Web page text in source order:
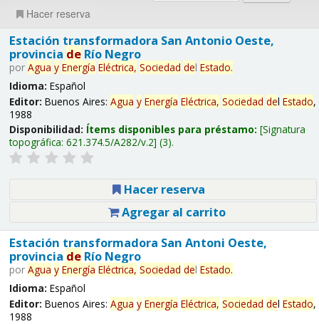
Hacer reserva
Estación transformadora San Antonio Oeste,
provincia deRío Negro
por Agua y Energía Eléctrica, Sociedad del Estado.
Idioma: Español
Editor: Buenos Aires: Agua y Energía Eléctrica, Sociedad del Estado,
1988
Disponibilidad: Ítems disponibles para préstamo: Signatura
topográfica: 621.374.5/A282/v.2 (3).
Hacer reserva
Agregar al carrito
Estación transformadora San Antoni Oeste,
provincia deRío Negro
por Agua y Energía Eléctrica, Sociedad del Estado.
Idioma: Español
Editor: Buenos Aires: Agua y Energía Eléctrica, Sociedad del Estado,
1988